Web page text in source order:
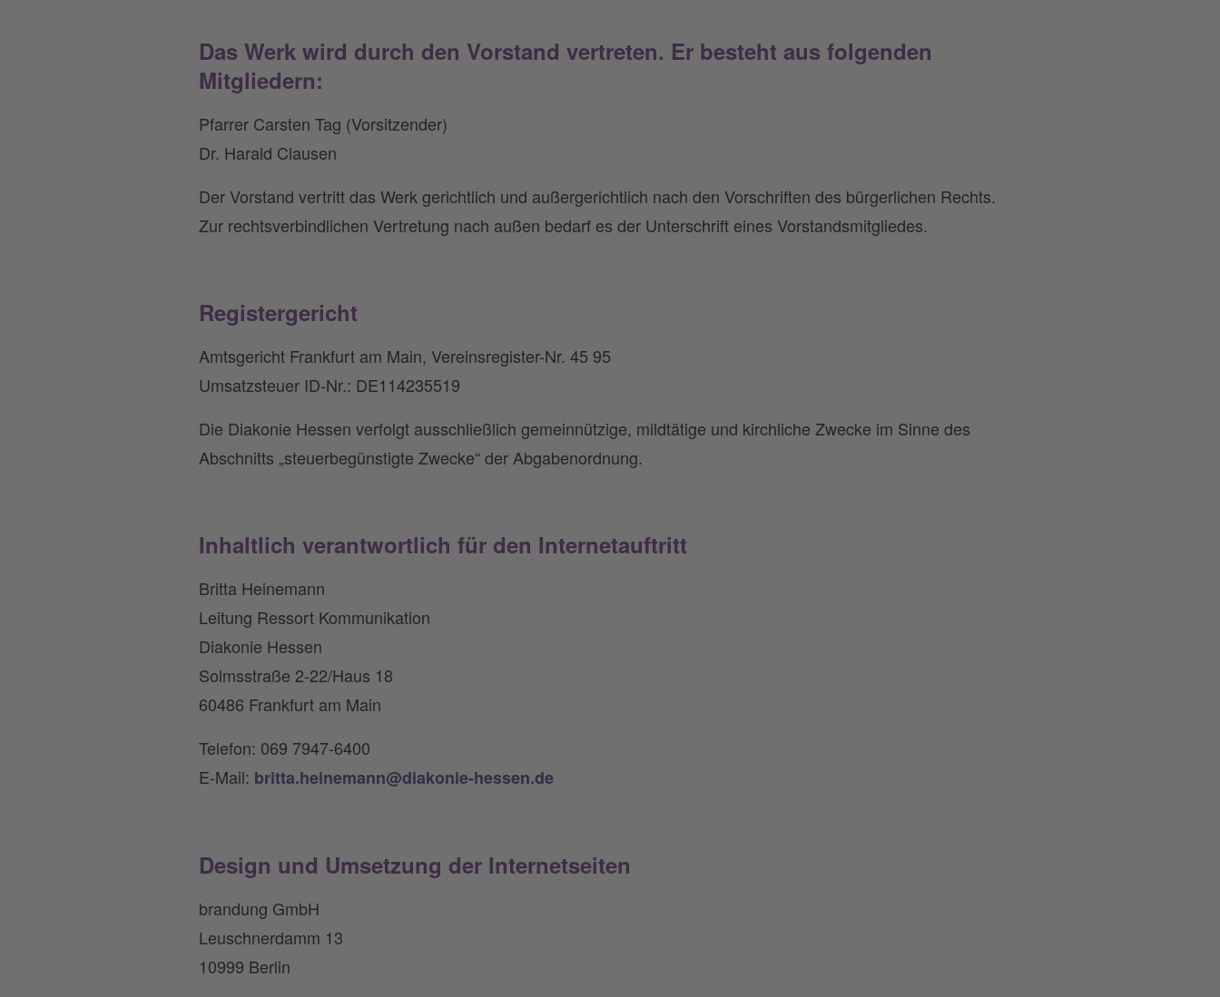
Das Werk wird durch den Vorstand vertreten. Er besteht aus folgenden
Mitgliedern:
Pfarrer Carsten Tag (Vorsitzender)
Dr. Harald Clausen
Der Vorstand vertritt das Werk gerichtlich und außergerichtlich nach den Vorschriften des bürgerlichen Rechts.
Zur rechtsverbindlichen Vertretung nach außen bedarf es der Unterschrift eines Vorstandsmitgliedes.
Registergericht
Amtsgericht Frankfurt am Main, Vereinsregister-Nr. 45 95
Umsatzsteuer ID-Nr.: DE114235519
Die Diakonie Hessen verfolgt ausschließlich gemeinnützige, mildtätige und kirchliche Zwecke im Sinne des
Abschnitts „steuerbegünstigte Zwecke“ der Abgabenordnung.
Inhaltlich verantwortlich für den Internetauftritt
Britta Heinemann
Leitung Ressort Kommunikation
Diakonie Hessen
Solmsstraße 2-22/Haus 18
60486 Frankfurt am Main
Telefon: 069 7947-6400
E-Mail: britta.heinemann@diakonie-hessen.de
Design und Umsetzung der Internetseiten
brandung GmbH
Leuschnerdamm 13
10999 Berlin